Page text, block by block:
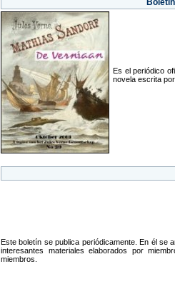
Es el periódico
novela escrita
Este boletín se publica periódicamente. En él se
interesantes materiales elaborados por
miembros.